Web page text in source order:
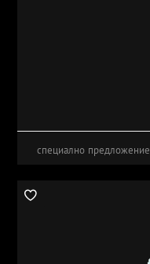
специално предложение